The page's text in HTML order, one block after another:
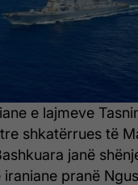
e lajmeve
shkatërrues të
janë
pranë